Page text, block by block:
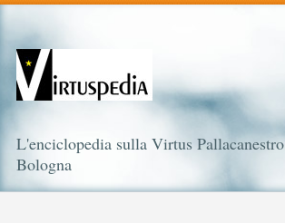
L'enciclopedia sulla Virtus Pallacanestro
Bologna